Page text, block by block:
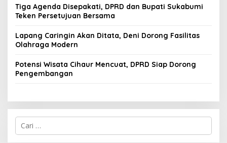
Tiga Agenda Disepakati, DPRD dan Bupati Sukabumi
Teken Persetujuan Bersama
Lapang Caringin Akan Ditata, Deni Dorong Fasilitas
Olahraga Modern
Potensi Wisata Cihaur Mencuat, DPRD Siap Dorong
Pengembangan
C